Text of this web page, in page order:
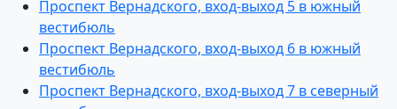
Проспект Вернадского, вход-выход 5 в южный
вестибюль
Проспект Вернадского, вход-выход 6 в южный
вестибюль
Проспект Вернадского, вход-выход 7 в северный